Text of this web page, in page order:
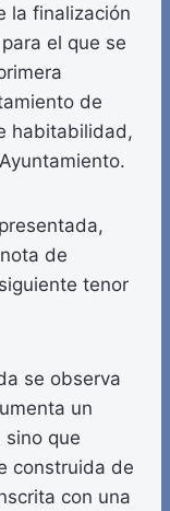
la finalización
el que se
de
habitabilidad,
de
tenor
se observa
un
que
construida de
con una